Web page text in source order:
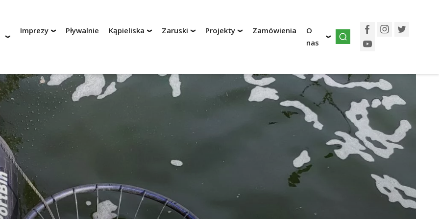
Imprezy Pływalnie Kąpieliska Zaruski Projekty Zamówienia
O
nas
Facebook
Instagram
Twitter
YouTube